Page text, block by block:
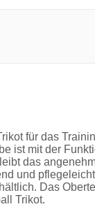
für das
ist mit der
das
und
Das
Trikot.